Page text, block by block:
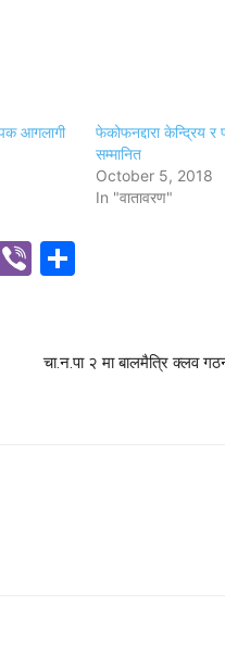
आगलागी
फेकोफनद्दारा केन्द्रिय
सम्मानित
October 5, 2018
In "वातावरण"
Viber
चा.न.पा २ मा बालमैत्रि क्लव